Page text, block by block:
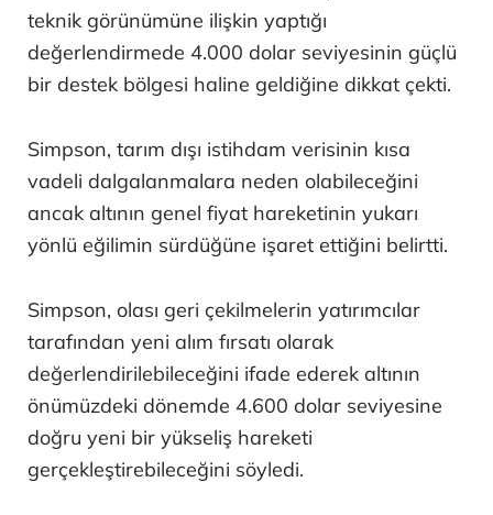
teknik görünümüne ilişkin yaptığı
değerlendirmede 4.000 dolar seviyesinin güçlü
bir destek bölgesi haline geldiğine dikkat çekti.
Simpson, tarım dışı istihdam verisinin kısa
vadeli dalgalanmalara neden olabileceğini
ancak altının genel fiyat hareketinin yukarı
yönlü eğilimin sürdüğüne işaret ettiğini belirtti.
Simpson, olası geri çekilmelerin yatırımcılar
tarafından yeni alım fırsatı olarak
değerlendirilebileceğini ifade ederek altının
önümüzdeki dönemde 4.600 dolar seviyesine
doğru yeni bir yükseliş hareketi
gerçekleştirebileceğini söyledi.